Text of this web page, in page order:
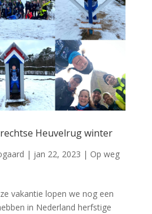
Heuvelrug winter
| jan 22, 2023 | Op weg
vakantie lopen we nog een
in Nederland herfstige